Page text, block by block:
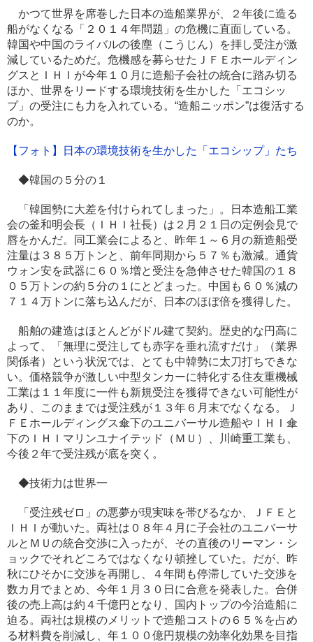
かつて世界を席巻した日本の造船業界が、２年後に造る
船がなくなる「２０１４年問題」の危機に直面している。
韓国や中国のライバルの後塵（こうじん）を拝し受注が激
減しているためだ。危機感を募らせたＪＦＥホールディン
グスとＩＨＩが今年１０月に造船子会社の統合に踏み切る
ほか、世界をリードする環境技術を生かした「エコシッ
プ」の受注にも力を入れている。“造船ニッポン”は復活する
のか。
【フォト】日本の環境技術を生かした「エコシップ」たち
◆韓国の５分の１
「韓国勢に大差を付けられてしまった」。日本造船工業
会の釜和明会長（ＩＨＩ社長）は２月２１日の定例会見で
唇をかんだ。同工業会によると、昨年１～６月の新造船受
注量は３８５万トンと、前年同期から５７％も激減。通貨
ウォン安を武器に６０％増と受注を急伸させた韓国の１８
０５万トンの約５分の１にとどまった。中国も６０％減の
７１４万トンに落ち込んだが、日本のほぼ倍を獲得した。
船舶の建造はほとんどがドル建て契約。歴史的な円高に
よって、「無理に受注しても赤字を垂れ流すだけ」（業界
関係者）という状況では、とても中韓勢に太刀打ちできな
い。価格競争が激しい中型タンカーに特化する住友重機械
工業は１１年度に一件も新規受注を獲得できない可能性が
あり、このままでは受注残が１３年６月末でなくなる。Ｊ
ＦＥホールディングス傘下のユニバーサル造船やＩＨＩ傘
下のＩＨＩマリンユナイテッド（ＭＵ）、川崎重工業も、
今後２年で受注残が底を突く。
◆技術力は世界一
「受注残ゼロ」の悪夢が現実味を帯びるなか、ＪＦＥと
ＩＨＩが動いた。両社は０８年４月に子会社のユニバーサ
ルとＭＵの統合交渉に入ったが、その直後のリーマン・シ
ョックでそれどころではなくなり頓挫していた。だが、昨
秋にひそかに交渉を再開し、４年間も停滞していた交渉を
数カ月でまとめ、今年１月３０日に合意を発表した。合併
後の売上高は約４千億円となり、国内トップの今治造船に
迫る。両社は規模のメリットで造船コストの６５％を占め
る材料費を削減し、年１００億円規模の効率化効果を目指